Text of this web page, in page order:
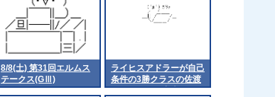
8/8(土) 第31回エルムス
テークス(GⅢ)
ライヒスアドラーが自己
条件の3勝クラスの佐渡
ステークスに出走